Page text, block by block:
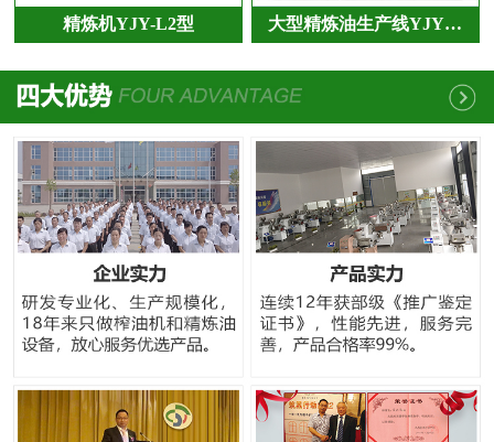
精炼机YJY-L2型 大型精炼油生产线YJY…